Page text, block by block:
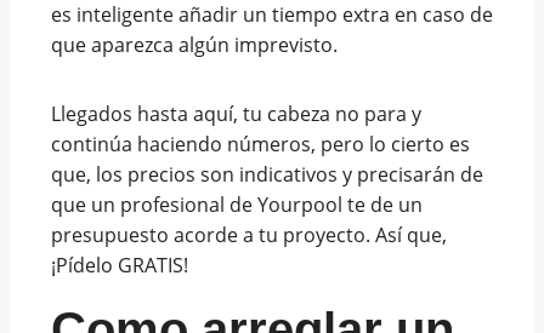
es inteligente añadir un tiempo extra en caso de
que aparezca algún imprevisto.
Llegados hasta aquí, tu cabeza no para y
continúa haciendo números, pero lo cierto es
que, los precios son indicativos y precisarán de
que un profesional de Yourpool te de un
presupuesto acorde a tu proyecto. Así que,
¡Pídelo GRATIS!